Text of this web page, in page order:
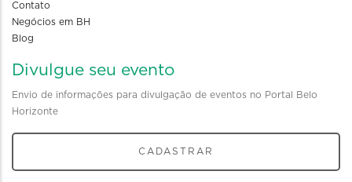
Contato
Negócios em BH
Blog
Divulgue seu evento
Envio de informações para divulgação de eventos no Portal Belo
Horizonte
CADASTRAR